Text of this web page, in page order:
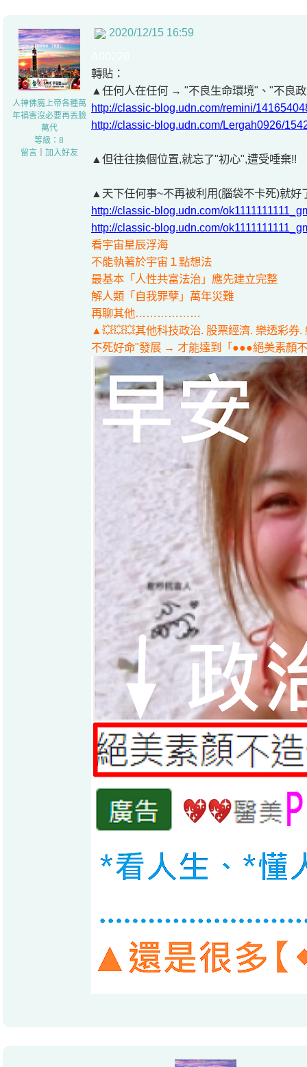
人神佛魔上帝各種萬
年禍害沒必要再丟臉
萬代
等級：8
留言｜ 加入好友
2020/12/15 16:59
轉貼：
▲任何人在任何 → "不良生命環境"、"不良
http://classic-blog.udn.com/remini/
http://classic-blog.udn.com/Lergah0926/
▲但往往換個位置,就忘了"初心",遭受唾棄!!
▲天下任何事~不再被利用(腦袋不卡死)就好
http://classic-blog.udn.com/
http://classic-blog.udn.com/
看宇宙星辰浮海
不能執著於宇宙１點想法
最基本「人性共富法治」應先建立完整
解人類「自我罪孽」萬年災難
再聊其他………………
▲💥💥💥其他科技政治. 股票經濟. 樂透彩
不死好命"發展 → 才能達到「●●●絕美素顏不